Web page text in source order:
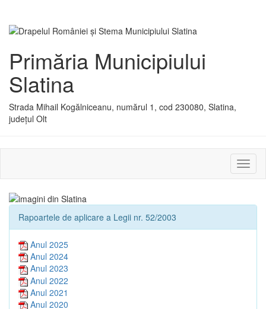
Primăria Municipiului
Slatina
Strada Mihail Kogălniceanu, numărul 1, cod 230080, Slatina,
județul Olt
sau
Rapoartele de aplicare a Legii nr. 52/2003
Anul 2025
Anul 2024
Anul 2023
Anul 2022
Anul 2021
Anul 2020